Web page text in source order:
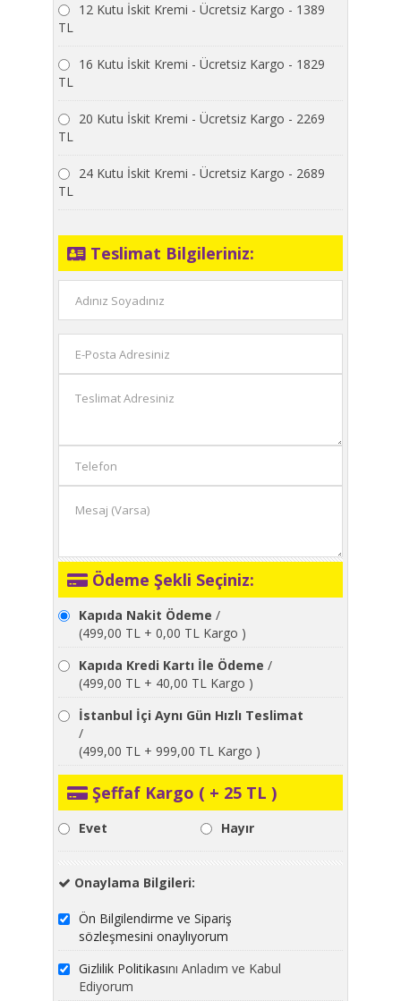
12 Kutu İskit Kremi - Ücretsiz Kargo - 1389
TL
16 Kutu İskit Kremi - Ücretsiz Kargo - 1829
TL
20 Kutu İskit Kremi - Ücretsiz Kargo - 2269
TL
24 Kutu İskit Kremi - Ücretsiz Kargo - 2689
TL
Teslimat Bilgileriniz:
Ödeme Şekli Seçiniz:
Kapıda Nakit Ödeme /
(499,00 TL + 0,00 TL Kargo )
Kapıda Kredi Kartı İle Ödeme /
(499,00 TL + 40,00 TL Kargo )
İstanbul İçi Aynı Gün Hızlı Teslimat
/
(499,00 TL + 999,00 TL Kargo )
Şeffaf Kargo ( + 25 TL )
Evet Hayır
Onaylama Bilgileri:
Ön Bilgilendirme ve Sipariş
sözleşmesini onaylıyorum
Gizlilik Politikasını Anladım ve Kabul
Ediyorum